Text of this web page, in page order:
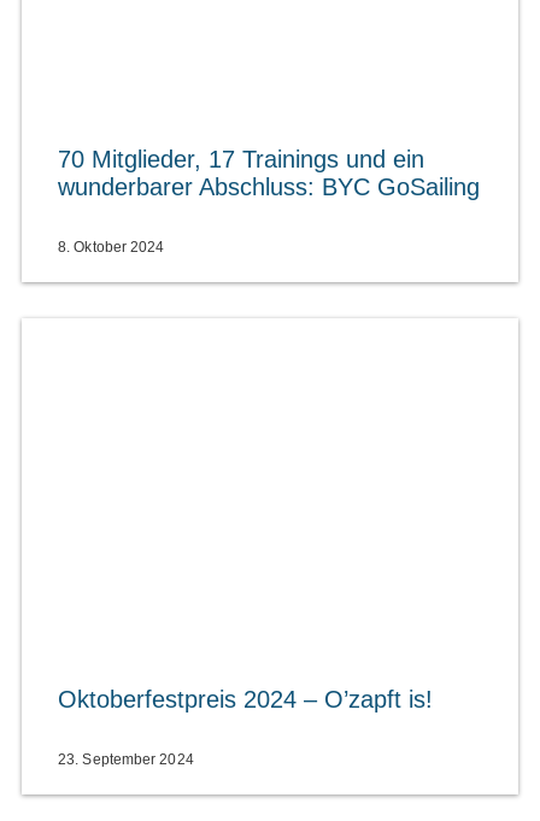
70 Mitglieder, 17 Trainings und ein
wunderbarer Abschluss: BYC GoSailing
8. Oktober 2024
Oktoberfestpreis 2024 – O’zapft is!
23. September 2024